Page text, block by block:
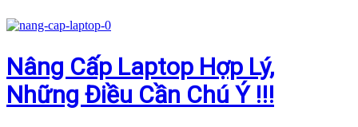
Nâng Cấp Laptop Hợp Lý,
Những Điều Cần Chú Ý !!!